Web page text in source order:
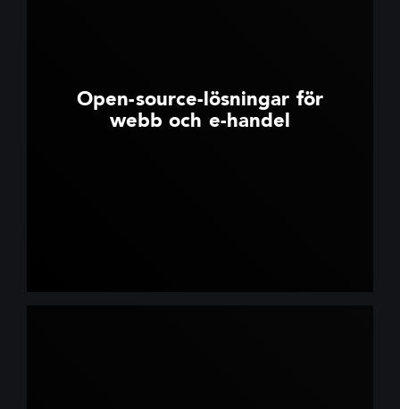
Open-source-lösningar för
webb och e-handel